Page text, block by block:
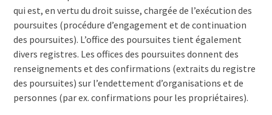
qui est, en vertu du droit suisse, chargée de l’exécution des
poursuites (procédure d’engagement et de continuation
des poursuites). L’office des poursuites tient également
divers registres. Les offices des poursuites donnent des
renseignements et des confirmations (extraits du registre
des poursuites) sur l’endettement d’organisations et de
personnes (par ex. confirmations pour les propriétaires).